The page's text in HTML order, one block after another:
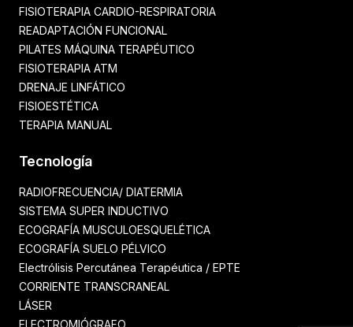
FISIOTERAPIA CARDIO-RESPIRATORIA
READAPTACIÓN FUNCIONAL
PILATES MÁQUINA TERAPÉUTICO
FISIOTERAPIA ATM
DRENAJE LINFÁTICO
FISIOESTÉTICA
TERAPIA MANUAL
Tecnología
RADIOFRECUENCIA/ DIATERMIA
SISTEMA SUPER INDUCTIVO
ECOGRAFÍA MUSCULOESQUELÉTICA
ECOGRAFÍA SUELO PÉLVICO
Electrólisis Percutánea Terapéutica / EPTE
CORRIENTE TRANSCRANEAL
LÁSER
ELECTROMIÓGRAFO